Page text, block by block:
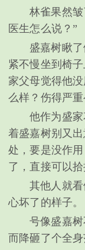
林雀果然
医生怎么说？”
盛嘉树瞅
紧不慢坐到椅
家父母觉得他
么样？伤得严重
他作为盛
着盛嘉树别又
处，要是没作
了，直接可以拾
其他人就
心坏了的样子。
号像盛嘉
而降砸了个全身